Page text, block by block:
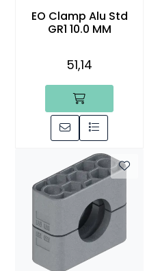
EO Clamp Alu Std
GR1 10.0 MM
51,14